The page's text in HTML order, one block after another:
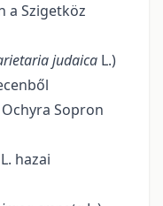
a Szigetköz
judaica L.)
Sopron
L. hazai